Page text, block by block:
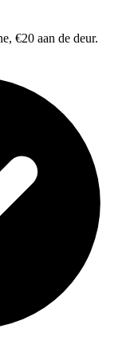
€20 aan de deur.